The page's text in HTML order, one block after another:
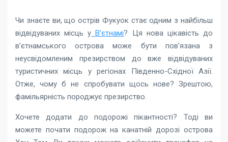
Чи знаєте ви, що острів Фукуок стає одним з найбільш
відвідуваних місць у В’єтнамі? Ця нова цікавість до
в’єтнамського острова може бути пов’язана з
неусвідомленим презирством до вже відвідуваних
туристичних місць у регіонах Південно-Східної Азії.
Отже, чому б не спробувати щось нове? Зрештою,
фамільярність породжує презирство.
Хочете додати до подорожі пікантності? Тоді ви
можете почати подорож на канатній дорозі острова